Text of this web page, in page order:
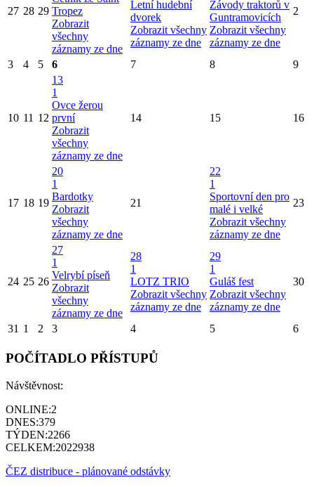
27 28 29 Tropez
Zobrazit
všechny
záznamy ze dne
Letní hudební
dvorek
Zobrazit všechny
záznamy ze dne
Závody traktorů v
Guntramovicích
Zobrazit všechny
záznamy ze dne
2
3 4 5 6 7 8 9
10 11 12
13
1
Ovce žerou
první
Zobrazit
všechny
záznamy ze dne
14 15 16
17 18 19
20
1
Bardotky
Zobrazit
všechny
záznamy ze dne
21
22
1
Sportovní den pro
malé i velké
Zobrazit všechny
záznamy ze dne
23
24 25 26
27
1
Velrybí píseň
Zobrazit
všechny
záznamy ze dne
28
1
LOTZ TRIO
Zobrazit všechny
záznamy ze dne
29
1
Guláš fest
Zobrazit všechny
záznamy ze dne
30
31 1 2 3 4 5 6
POČÍTADLO PŘÍSTUPŮ
Návštěvnost:
ONLINE:2
DNES:379
TÝDEN:2266
CELKEM:2022938
ČEZ distribuce - plánované odstávky